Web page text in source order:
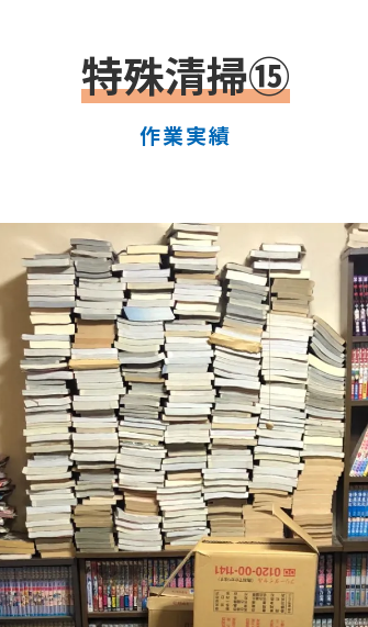
作業実績
特殊清掃⑮